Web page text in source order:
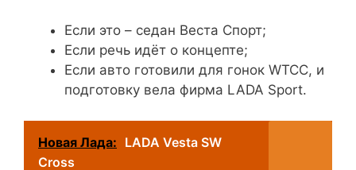
Если это – седан Веста Спорт;
Если речь идёт о концепте;
Если авто готовили для гонок WTCC, и
подготовку вела фирма LADA Sport.
Новая Лада: LADA Vesta SW
Cross